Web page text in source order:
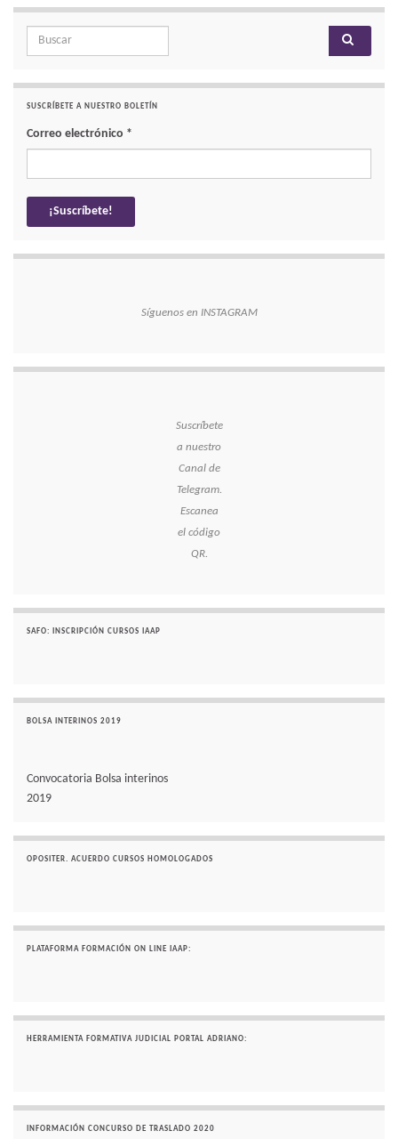
Search for:
SUSCRÍBETE A NUESTRO BOLETÍN
Correo electrónico *
Síguenos en INSTAGRAM
Suscríbete
a nuestro
Canal de
Telegram.
Escanea
el código
QR.
SAFO: INSCRIPCIÓN CURSOS IAAP
BOLSA INTERINOS 2019
Convocatoria Bolsa interinos
2019
OPOSITER. ACUERDO CURSOS HOMOLOGADOS
PLATAFORMA FORMACIÓN ON LINE IAAP:
HERRAMIENTA FORMATIVA JUDICIAL PORTAL ADRIANO:
INFORMACIÓN CONCURSO DE TRASLADO 2020